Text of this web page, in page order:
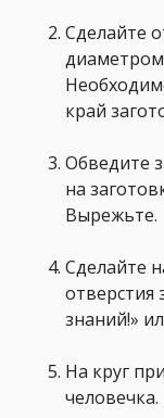
Сделайте
диаметром
край
Обведите
на
Вырежьте.
Сделайте
отверстия
знаний!»
На круг
человечка.